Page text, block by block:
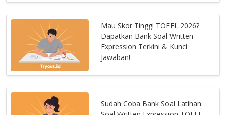
Mau Skor Tinggi TOEFL 2026?
Dapatkan Bank Soal Written
Expression Terkini & Kunci
Jawaban!
Sudah Coba Bank Soal Latihan